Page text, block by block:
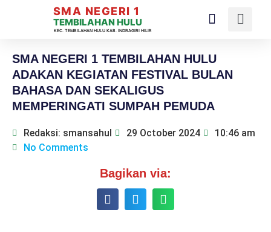
SMA NEGERI 1
TEMBILAHAN HULU
KEC. TEMBILAHAN HULU KAB. INDRAGIRI HILIR
SMA NEGERI 1 TEMBILAHAN HULU
ADAKAN KEGIATAN FESTIVAL BULAN
BAHASA DAN SEKALIGUS
MEMPERINGATI SUMPAH PEMUDA
Redaksi: smansahul 29 October 2024
10:46 am
No Comments
Bagikan via: